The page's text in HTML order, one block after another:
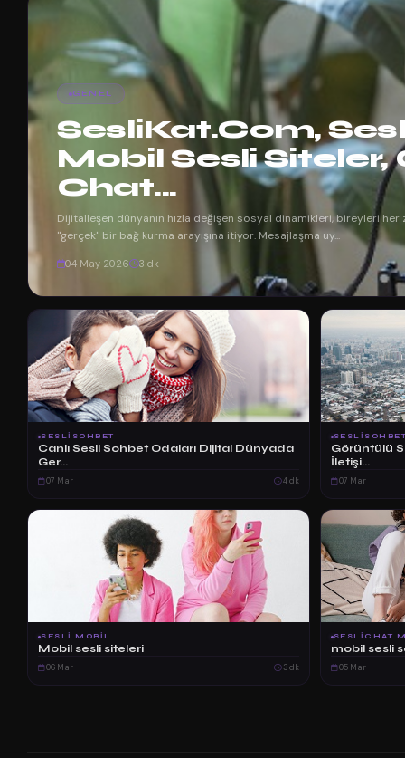
GENEL
SesliKat.Com,
Mobil Sesli Siteler,
Chat...
Dijitalleşen dünyanın hızla değişen sosyal dinamikleri, bireyleri her
"gerçek" bir bağ kurma arayışına itiyor. Mesajlaşma uy...
04 May 2026 3 dk
SESLISOHBET
Canlı Sesli Sohbet Odaları Dijital Dünyada
Ger...
07 Mar 4 dk
SESLISOHBET
Görüntülü
İletişi...
07 Mar
SESLI MOBIL
Mobil sesli siteleri
06 Mar 3 dk
SESLICHAT
mobil sesli
05 Mar